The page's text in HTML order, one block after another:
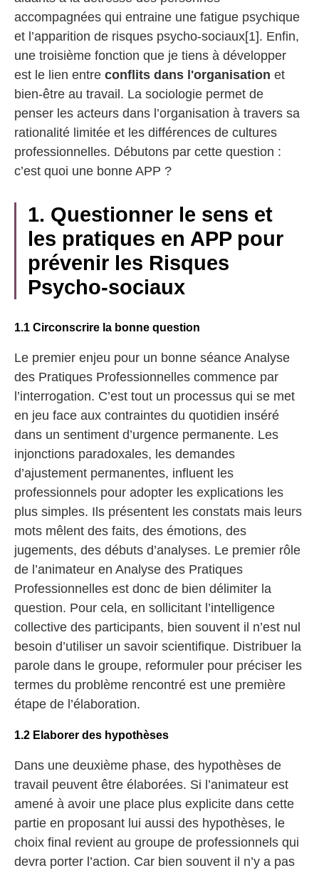
accompagnées qui entraine une fatigue psychique
et l’apparition de risques psycho-sociaux[1]. Enfin,
une troisième fonction que je tiens à développer
est le lien entre conflits dans l'organisation et
bien-être au travail. La sociologie permet de
penser les acteurs dans l’organisation à travers sa
rationalité limitée et les différences de cultures
professionnelles. Débutons par cette question :
c’est quoi une bonne APP ?
1. Questionner le sens et
les pratiques en APP pour
prévenir les Risques
Psycho-sociaux
1.1 Circonscrire la bonne question
Le premier enjeu pour un bonne séance Analyse
des Pratiques Professionnelles commence par
l’interrogation. C’est tout un processus qui se met
en jeu face aux contraintes du quotidien inséré
dans un sentiment d’urgence permanente. Les
injonctions paradoxales, les demandes
d’ajustement permanentes, influent les
professionnels pour adopter les explications les
plus simples. Ils présentent les constats mais leurs
mots mêlent des faits, des émotions, des
jugements, des débuts d’analyses. Le premier rôle
de l’animateur en Analyse des Pratiques
Professionnelles est donc de bien délimiter la
question. Pour cela, en sollicitant l’intelligence
collective des participants, bien souvent il n’est nul
besoin d’utiliser un savoir scientifique. Distribuer la
parole dans le groupe, reformuler pour préciser les
termes du problème rencontré est une première
étape de l’élaboration.
1.2 Elaborer des hypothèses
Dans une deuxième phase, des hypothèses de
travail peuvent être élaborées. Si l’animateur est
amené à avoir une place plus explicite dans cette
partie en proposant lui aussi des hypothèses, le
choix final revient au groupe de professionnels qui
devra porter l’action. Car bien souvent il n’y a pas